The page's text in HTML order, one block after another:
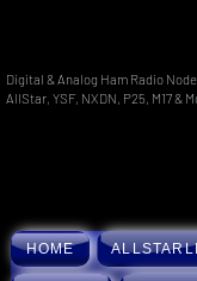
HOME
Digital & Analog Ham Radio
AllStar, YSF, NXDN, P25, M17 &